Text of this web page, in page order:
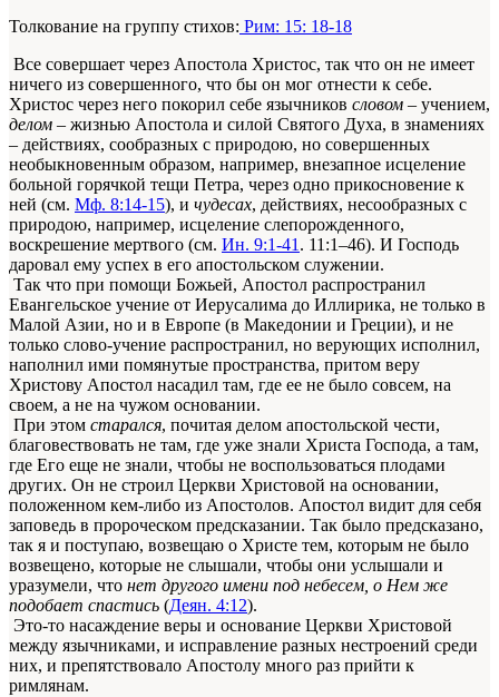
Толкование на группу стихов: Рим: 15: 18-18
Все совершает через Апостола Христос, так что он не имеет
ничего из совершенного, что бы он мог отнести к себе.
Христос через него покорил себе язычников словом – учением,
делом – жизнью Апостола и силой Святого Духа, в знамениях
– действиях, сообразных с природою, но совершенных
необыкновенным образом, например, внезапное исцеление
больной горячкой тещи Петра, через одно прикосновение к
ней (см. Мф. 8:14-15), и чудесах, действиях, несообразных с
природою, например, исцеление слепорожденного,
воскрешение мертвого (см. Ин. 9:1-41 . 11:1–46). И Господь
даровал ему успех в его апостольском служении.
Так что при помощи Божьей, Апостол распространил
Евангельское учение от Иерусалима до Иллирика, не только в
Малой Азии, но и в Европе (в Македонии и Греции), и не
только слово-учение распространил, но верующих исполнил,
наполнил ими помянутые пространства, притом веру
Христову Апостол насадил там, где ее не было совсем, на
своем, а не на чужом основании.
При этом старался, почитая делом апостольской чести,
благовествовать не там, где уже знали Христа Господа, а там,
где Его еще не знали, чтобы не воспользоваться плодами
других. Он не строил Церкви Христовой на основании,
положенном кем-либо из Апостолов. Апостол видит для себя
заповедь в пророческом предсказании. Так было предсказано,
так я и поступаю, возвещаю о Христе тем, которым не было
возвещено, которые не слышали, чтобы они услышали и
уразумели, что нет другого имени под небесем, о Нем же
подобает спастись (Деян. 4:12).
Это-то насаждение веры и основание Церкви Христовой
между язычниками, и исправление разных нестроений среди
них, и препятствовало Апостолу много раз прийти к
римлянам.